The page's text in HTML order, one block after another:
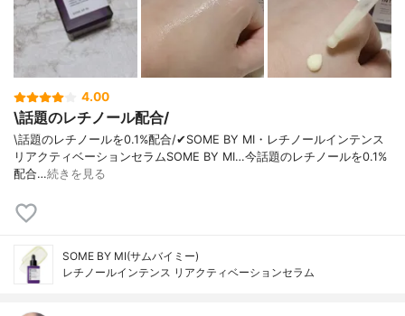
4.00
\話題のレチノール配合/
\話題のレチノールを0.1%配合/✔︎SOME BY MI・レチノールインテンス
リアクティベーションセラムSOME BY MI…今話題のレチノールを0.1%
配合…続きを見る
SOME BY MI(サムバイミー)
レチノールインテンス リアクティベーションセラム